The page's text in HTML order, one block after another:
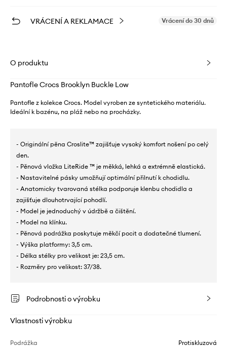
VRÁCENÍ A REKLAMACE Vrácení do 30 dnů
O produktu
Pantofle Crocs Brooklyn Buckle Low
Pantofle z kolekce Crocs. Model vyroben ze syntetického materiálu.
Ideální k bazénu, na pláž nebo na procházky.
- Originální pěna Croslite™ zajišťuje vysoký komfort nošení po celý
den.
- Pěnová vložka LiteRide ™ je měkká, lehká a extrémně elastická.
- Nastavitelné pásky umožňují optimální přilnutí k chodidlu.
- Anatomicky tvarovaná stélka podporuje klenbu chodidla a
zajišťuje dlouhotrvající pohodlí.
- Model je jednoduchý v údržbě a čištění.
- Model na klínku.
- Pěnová podrážka poskytuje měkčí pocit a dodatečné tlumení.
- Výška platformy: 3,5 cm.
- Délka stélky pro velikost je: 23,5 cm.
- Rozměry pro velikost: 37/38.
Podrobnosti o výrobku
Vlastnosti výrobku
Podrážka Protiskluzová